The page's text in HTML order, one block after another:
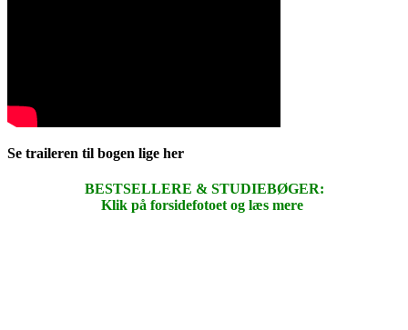
Se traileren til bogen lige her
BESTSELLERE & STUDIEBØGER:
Klik på forsidefotoet og læs mere